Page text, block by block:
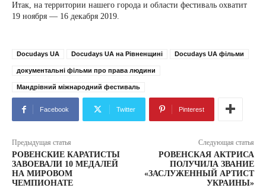
Итак, на территории нашего города и области фестиваль охватит
19 ноября — 16 декабря 2019.
Docudays UA Docudays UA на Рівненщині Docudays UA фільми
документальні фільми про права людини
Мандрівний міжнародний фестиваль
Facebook Twitter Pinterest
Предыдущая статья
РОВЕНСКИЕ КАРАТИСТЫ
ЗАВОЕВАЛИ 10 МЕДАЛЕЙ
НА МИРОВОМ
ЧЕМПИОНАТЕ
Следующая статья
РОВЕНСКАЯ АКТРИСА
ПОЛУЧИЛА ЗВАНИЕ
«ЗАСЛУЖЕННЫЙ АРТИСТ
УКРАИНЫ»